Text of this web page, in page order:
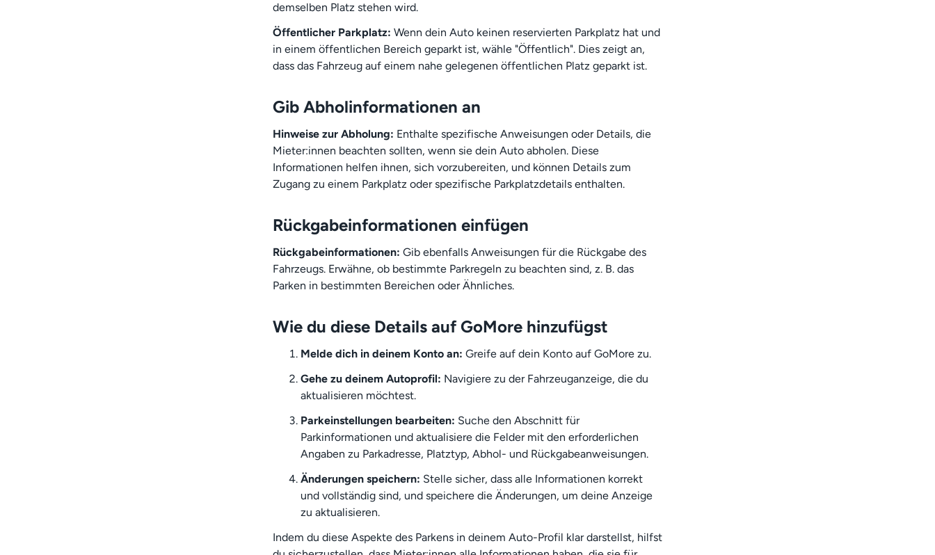
demselben Platz stehen wird.
Öffentlicher Parkplatz: Wenn dein Auto keinen reservierten Parkplatz hat und
in einem öffentlichen Bereich geparkt ist, wähle "Öffentlich". Dies zeigt an,
dass das Fahrzeug auf einem nahe gelegenen öffentlichen Platz geparkt ist.
Gib Abholinformationen an
Hinweise zur Abholung: Enthalte spezifische Anweisungen oder Details, die
Mieter:innen beachten sollten, wenn sie dein Auto abholen. Diese
Informationen helfen ihnen, sich vorzubereiten, und können Details zum
Zugang zu einem Parkplatz oder spezifische Parkplatzdetails enthalten.
Rückgabeinformationen einfügen
Rückgabeinformationen: Gib ebenfalls Anweisungen für die Rückgabe des
Fahrzeugs. Erwähne, ob bestimmte Parkregeln zu beachten sind, z. B. das
Parken in bestimmten Bereichen oder Ähnliches.
Wie du diese Details auf GoMore hinzufügst
Melde dich in deinem Konto an: Greife auf dein Konto auf GoMore zu.
Gehe zu deinem Autoprofil: Navigiere zu der Fahrzeuganzeige, die du
aktualisieren möchtest.
Parkeinstellungen bearbeiten: Suche den Abschnitt für
Parkinformationen und aktualisiere die Felder mit den erforderlichen
Angaben zu Parkadresse, Platztyp, Abhol- und Rückgabeanweisungen.
Änderungen speichern: Stelle sicher, dass alle Informationen korrekt
und vollständig sind, und speichere die Änderungen, um deine Anzeige
zu aktualisieren.
Indem du diese Aspekte des Parkens in deinem Auto-Profil klar darstellst, hilfst